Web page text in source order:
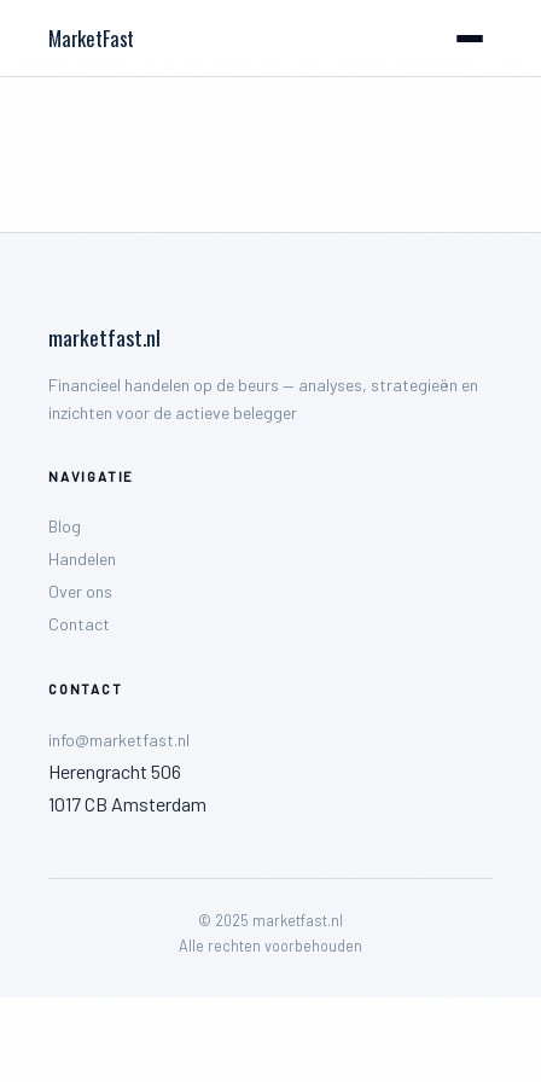
MarketFast
marketfast.nl
Financieel handelen op de beurs — analyses, strategieën en
inzichten voor de actieve belegger
NAVIGATIE
Blog
Handelen
Over ons
Contact
CONTACT
info@marketfast.nl
Herengracht 506
1017 CB Amsterdam
© 2025 marketfast.nl
Alle rechten voorbehouden